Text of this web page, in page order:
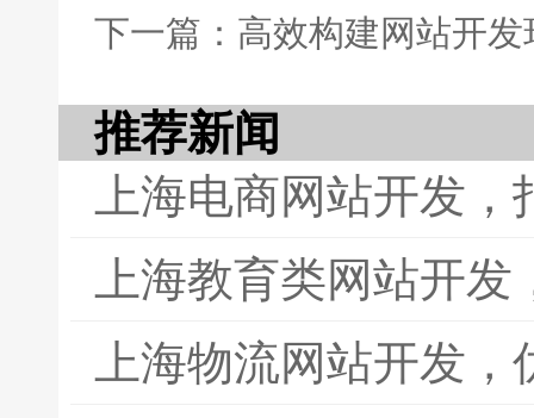
下一篇：高效构建网站开
推荐新闻
上海电商网站开发
上海教育类网站开
上海物流网站开发